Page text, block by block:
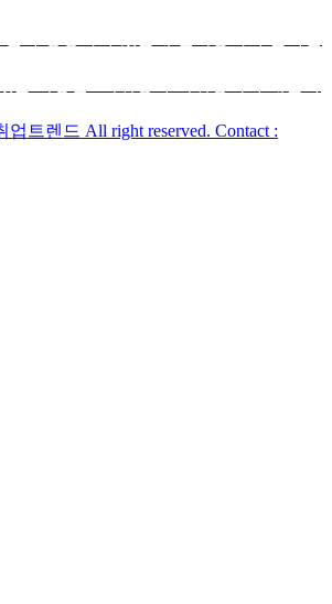
트렌드 All right reserved. Contact :